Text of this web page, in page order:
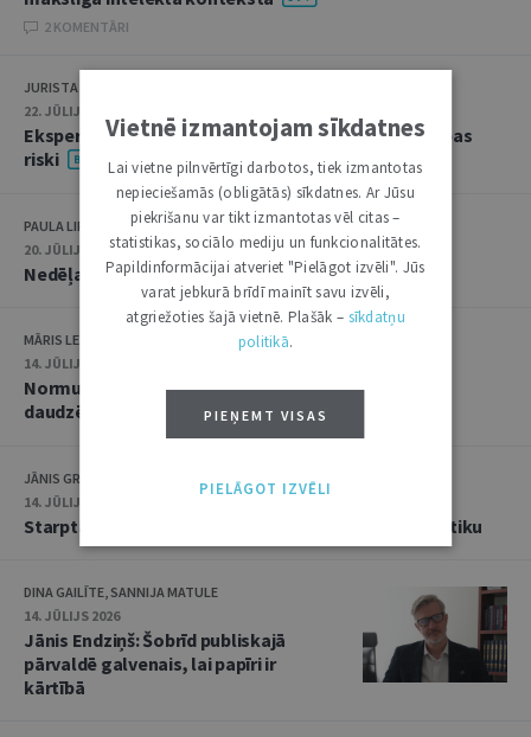
2 KOMENTĀRI
JURISTA VĀRDS
22. JŪLIJS 2026 • 14:00
Ekspertu saruna jūlijā: krimināltiesības un būvniecības
riski
PAULA LIPE
20. JŪLIJS 2026 • 16:05
Nedēļas notikumu apskats: 13.–17. jūlijs
MĀRIS LEJA
14. JŪLIJS 2026
Normu konkurences un noziedzīgu nodarījumu
daudzējādības problemātika
JĀNIS GRASIS
14. JŪLIJS 2026
Starptautiskās tiesības: mazās valstis pret reālpolitiku
DINA GAILĪTE, SANNIJA MATULE
14. JŪLIJS 2026
Jānis Endziņš: Šobrīd publiskajā
pārvaldē galvenais, lai papīri ir
kārtībā
Vietnē izmantojam sīkdatnes
Lai vietne pilnvērtīgi darbotos, tiek izmantotas
nepieciešamās (obligātās) sīkdatnes. Ar Jūsu
piekrišanu var tikt izmantotas vēl citas –
statistikas, sociālo mediju un funkcionalitātes.
Papildinformācijai atveriet "Pielāgot izvēli". Jūs
varat jebkurā brīdī mainīt savu izvēli,
atgriežoties šajā vietnē. Plašāk – sīkdatņu
politikā.
PIEŅEMT VISAS
PIELĀGOT IZVĒLI